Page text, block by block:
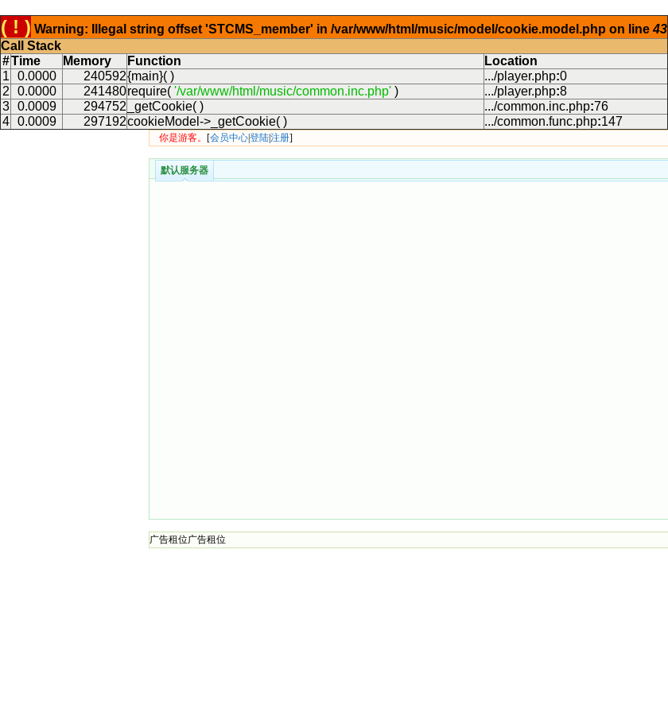
( ! ) Warning: Illegal string offset 'STCMS_member' in /var/www/html/music/model/cookie.model.php on line43
Call Stack
#Time Memory Function
Location
1
0.0000 240592{main}( ) .../player.php:0
2
0.0000 241480require( '/var/www/html/music/common.inc.php' ) .../player.php:8
3
0.0009 294752 _getCookie( ) .../common.inc.php:76
4
0.0009 297192cookieModel->_getCookie( ) .../common.func.php:147
你是游客。 [会员中心登陆注册]
默认服务器
广告租位广告租位